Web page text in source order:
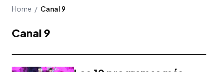
Home / Canal 9
Canal 9